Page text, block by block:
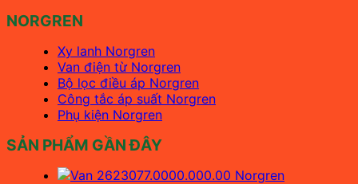
NORGREN
Xy lanh Norgren
Van điện từ Norgren
Bộ lọc điều áp Norgren
Công tắc áp suất Norgren
Phụ kiện Norgren
SẢN PHẨM GẦN ĐÂY